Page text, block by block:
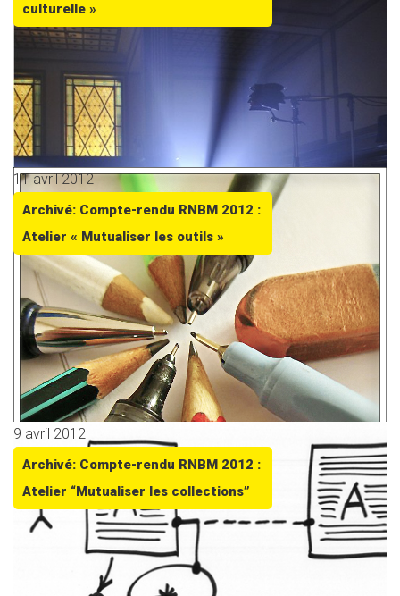
culturelle »
11 avril 2012
Archivé: Compte-rendu RNBM 2012 :
Atelier « Mutualiser les outils »
9 avril 2012
Archivé: Compte-rendu RNBM 2012 :
Atelier “Mutualiser les collections”